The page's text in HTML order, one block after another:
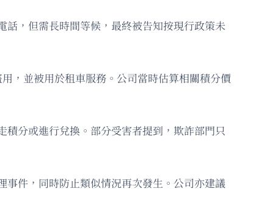
，但需長時間等候，最終被告知按現行政策未
，並被用於租車服務。公司當時估算相關積分價
分或進行兌換。部分受害者提到，欺詐部門只
件，同時防止類似情況再次發生。公司亦建議